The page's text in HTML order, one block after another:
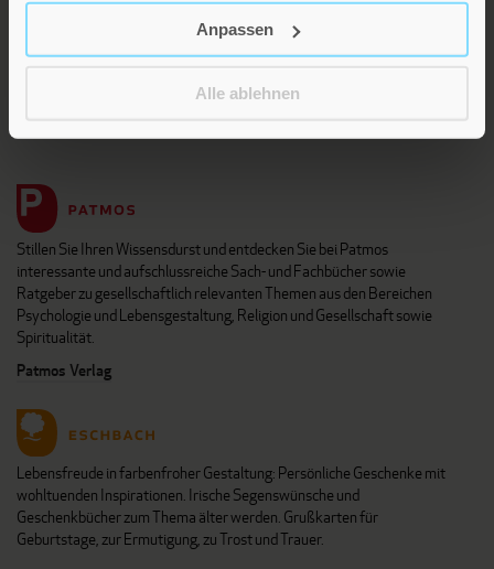
Anpassen
Alle ablehnen
KUNDENINFO
Stillen Sie Ihren Wissensdurst und entdecken Sie bei Patmos
interessante und aufschlussreiche Sach- und Fachbücher sowie
Ratgeber zu gesellschaftlich relevanten Themen aus den Bereichen
Psychologie und Lebensgestaltung, Religion und Gesellschaft sowie
Spiritualität.
Patmos Verlag
Lebensfreude in farbenfroher Gestaltung: Persönliche Geschenke mit
wohltuenden Inspirationen. Irische Segenswünsche und
Geschenkbücher zum Thema älter werden. Grußkarten für
Geburtstage, zur Ermutigung, zu Trost und Trauer.